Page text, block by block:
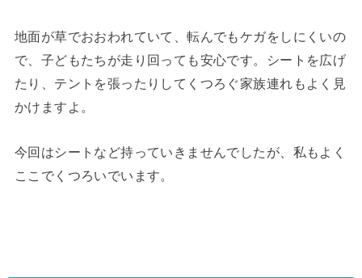
地面が草でおおわれていて、転んでもケガをしにくいの
で、子どもたちが走り回っても安心です。シートを広げ
たり、テントを張ったりしてくつろぐ家族連れもよく見
かけますよ。
今回はシートなど持っていきませんでしたが、私もよく
ここでくつろいでいます。